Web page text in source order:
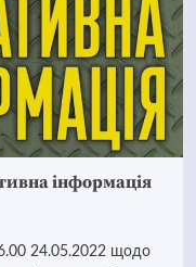
інформація
24.05.2022 щодо